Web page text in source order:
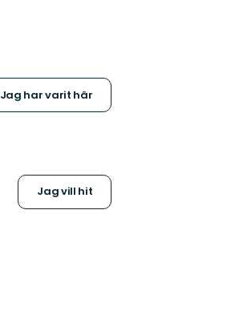
Jag har varit här
Jag vill hit